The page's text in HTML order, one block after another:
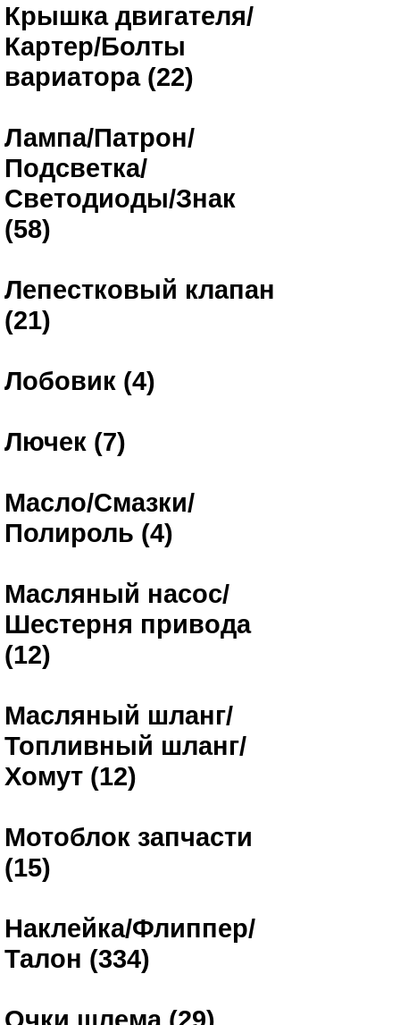
Крышка двигателя/
Картер/Болты
вариатора (22)
Лампа/Патрон/
Подсветка/
Светодиоды/Знак
(58)
Лепестковый клапан
(21)
Лобовик (4)
Лючек (7)
Масло/Смазки/
Полироль (4)
Масляный насос/
Шестерня привода
(12)
Масляный шланг/
Топливный шланг/
Хомут (12)
Мотоблок запчасти
(15)
Наклейка/Флиппер/
Талон (334)